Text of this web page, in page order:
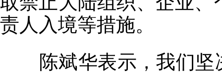
责人入境等措施。
陈斌华表示，我们坚